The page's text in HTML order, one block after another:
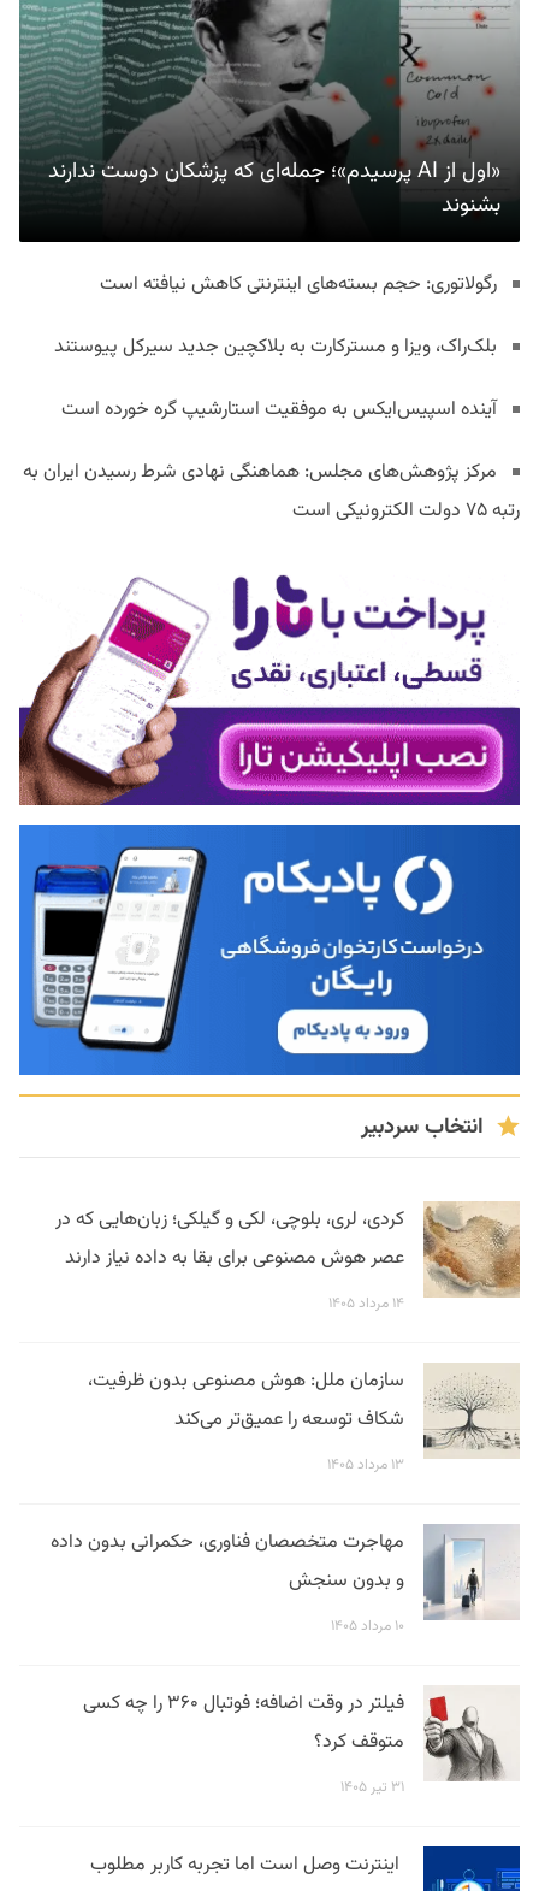
«اول از AI پرسیدم»؛ جمله‌ای که پزشکان دوست ندارند
بشنوند
رگولاتوری: حجم بسته‌های اینترنتی کاهش نیافته است
بلک‌راک، ویزا و مسترکارت به بلاکچین جدید سیرکل پیوستند
آینده اسپیس‌ایکس به موفقیت استارشیپ گره خورده است
مرکز پژوهش‌های مجلس: هماهنگی نهادی شرط رسیدن ایران به
رتبه ۷۵ دولت الکترونیکی است
انتخاب سردبیر
کردی، لری، بلوچی، لکی و گیلکی؛ زبان‌هایی که در
عصر هوش مصنوعی برای بقا به داده نیاز دارند
۱۴ مرداد ۱۴۰۵
سازمان ملل: هوش مصنوعی بدون ظرفیت،
شکاف توسعه را عمیق‌تر می‌کند
۱۳ مرداد ۱۴۰۵
مهاجرت متخصصان فناوری، حکمرانی بدون داده
و بدون سنجش
۱۰ مرداد ۱۴۰۵
فیلتر در وقت اضافه؛ فوتبال ۳۶۰ را چه کسی
متوقف کرد؟
۳۱ تیر ۱۴۰۵
اینترنت وصل است اما تجربه کاربر مطلوب